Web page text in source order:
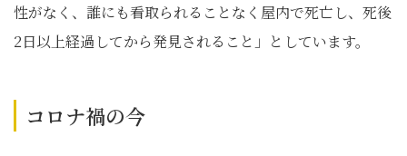
性がなく、誰にも看取られることなく屋内で死亡し、死後
2日以上経過してから発見されること」としています。
コロナ禍の今